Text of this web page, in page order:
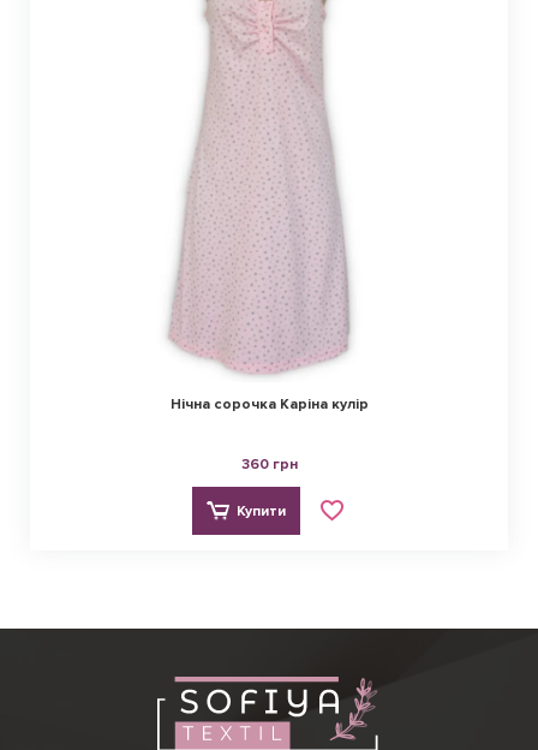
Нічна сорочка Каріна кулір
360 грн
Купити